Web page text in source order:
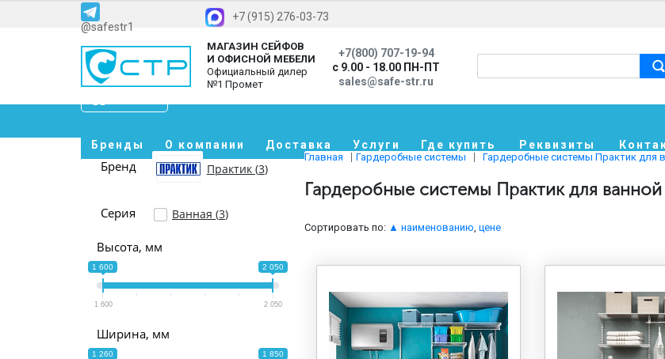
@safestr1
+7 (915) 276-03-73
МАГАЗИН СЕЙФОВ
И ОФИСНОЙ МЕБЕЛИ
Официальный дилер
№1 Промет
+7(800) 707-19-94
с 9.00 - 18.00 ПН-ПТ
sales@safe-str.ru
Бренды О компании Доставка Услуги Где купить Реквизиты
Бренд Практик (3)
Серия Ванная (3)
Высота, мм
1 600 2 050
1 600 2 050
Ширина, мм
1 260 1 850
Главная Гардеробные системы Гардеробные системы Практик для
Гардеробные системы Практик для
Сортировать по: ▲ наименованию,цене